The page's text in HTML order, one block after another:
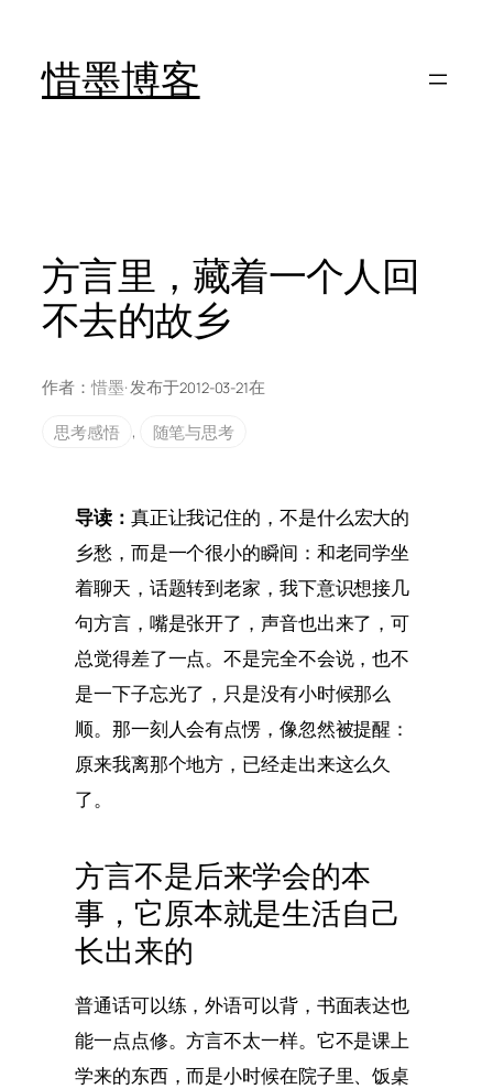
惜墨博客
方言里，藏着一个人回
不去的故乡
作者： 惜墨· 发布于2012-03-21在
思考感悟 , 随笔与思考
导读： 真正让我记住的，不是什么宏大的
乡愁，而是一个很小的瞬间：和老同学坐
着聊天，话题转到老家，我下意识想接几
句方言，嘴是张开了，声音也出来了，可
总觉得差了一点。不是完全不会说，也不
是一下子忘光了，只是没有小时候那么
顺。那一刻人会有点愣，像忽然被提醒：
原来我离那个地方，已经走出来这么久
了。
方言不是后来学会的本
事，它原本就是生活自己
长出来的
普通话可以练，外语可以背，书面表达也
能一点点修。方言不太一样。它不是课上
学来的东西，而是小时候在院子里、饭桌